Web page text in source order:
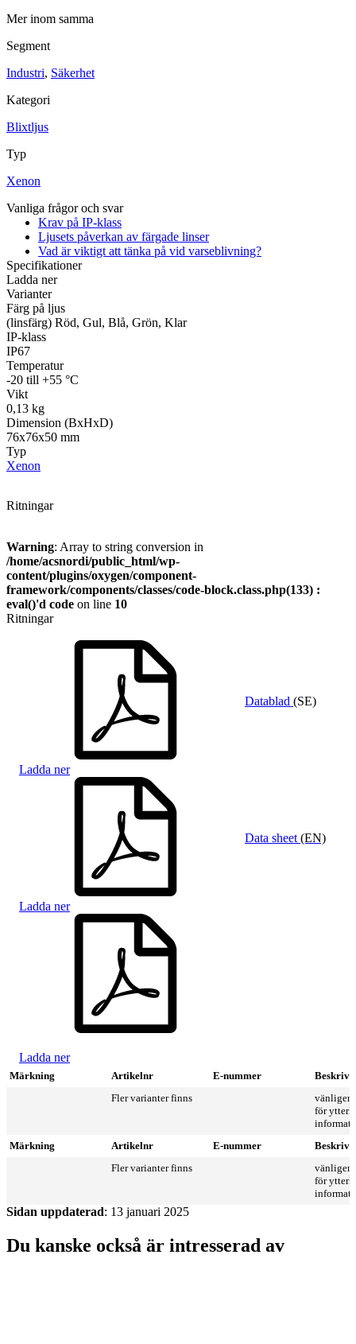
Industri
SirenerKombinerade enheter
Ex-klassade
Kombinerade enheter
Detektorer
Larmklockor
Tillbehör
Övrigt
Tillbehör
Larmkommunikation
Mer inom samma
Segment
Industri, Säkerhet
Kategori
Blixtljus
Typ
Xenon
Vanliga frågor och svar
Krav på IP-klass
Ljusets påverkan av färgade linser
Vad är viktigt att tänka på vid varseblivning?
Specifikationer
Ladda ner
Varianter
Färg på ljus
(linsfärg) Röd, Gul, Blå, Grön, Klar
IP-klass
IP67
Temperatur
-20 till +55 °C
Vikt
0,13 kg
Dimension (BxHxD)
76x76x50 mm
Typ
Xenon
Ritningar
Warning: Array to string conversion in
/home/acsnordi/public_html/wp-
content/plugins/oxygen/component-
framework/components/classes/code-block.class.php(133) :
eval()'d code on line 10
Ritningar
Datablad (SE)
Ladda ner
Data sheet (EN)
Ladda ner
Ladda ner
Märkning Artikelnr E-nummer
Fler varianter finns
vänligen
för
Märkning
Artikelnr E-nummer
Fler varianter finns
vänligen
för
Sidan uppdaterad: 13 januari 2025
Du kanske också är intresserad av